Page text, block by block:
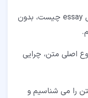
اگر بخواهیم بگوییم مهم ترین بخش essay چیست، بدون
اصلی متن، چرایی
را می شناسیم و